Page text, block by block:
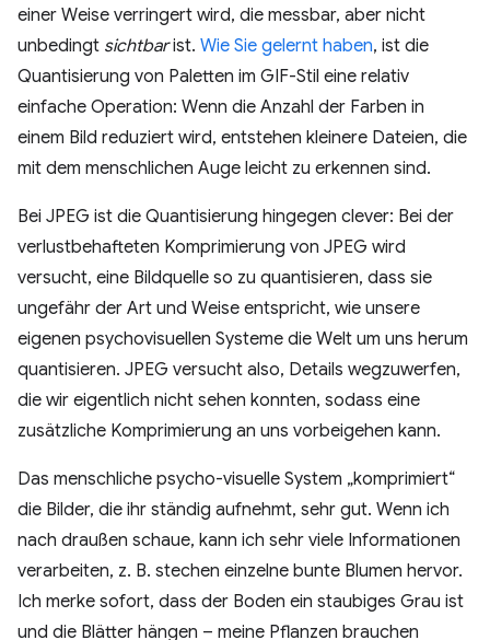
einer Weise verringert wird, die messbar, aber nicht
unbedingt sichtbarist. Wie Sie gelernt haben, ist die
Quantisierung von Paletten im GIF-Stil eine relativ
einfache Operation: Wenn die Anzahl der Farben in
einem Bild reduziert wird, entstehen kleinere Dateien, die
mit dem menschlichen Auge leicht zu erkennen sind.
Bei JPEG ist die Quantisierung hingegen clever: Bei der
verlustbehafteten Komprimierung von JPEG wird
versucht, eine Bildquelle so zu quantisieren, dass sie
ungefähr der Art und Weise entspricht, wie unsere
eigenen psychovisuellen Systeme die Welt um uns herum
quantisieren. JPEG versucht also, Details wegzuwerfen,
die wir eigentlich nicht sehen konnten, sodass eine
zusätzliche Komprimierung an uns vorbeigehen kann.
Das menschliche psycho-visuelle System „komprimiert“
die Bilder, die ihr ständig aufnehmt, sehr gut. Wenn ich
nach draußen schaue, kann ich sehr viele Informationen
verarbeiten, z. B. stechen einzelne bunte Blumen hervor.
Ich merke sofort, dass der Boden ein staubiges Grau ist
und die Blätter hängen – meine Pflanzen brauchen